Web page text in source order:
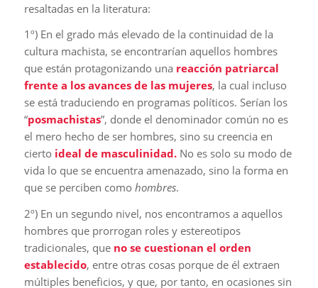
resaltadas en la literatura:
1º) En el grado más elevado de la continuidad de la
cultura machista, se encontrarían aquellos hombres
que están protagonizando una reacción patriarcal
frente a los avances de las mujeres, la cual incluso
se está traduciendo en programas políticos. Serían los
“posmachistas”, donde el denominador común no es
el mero hecho de ser hombres, sino su creencia en
cierto ideal de masculinidad.No es solo su modo de
vida lo que se encuentra amenazado, sino la forma en
que se perciben como hombres.
2º) En un segundo nivel, nos encontramos a aquellos
hombres que prorrogan roles y estereotipos
tradicionales, que no se cuestionan el orden
establecido, entre otras cosas porque de él extraen
múltiples beneficios, y que, por tanto, en ocasiones sin